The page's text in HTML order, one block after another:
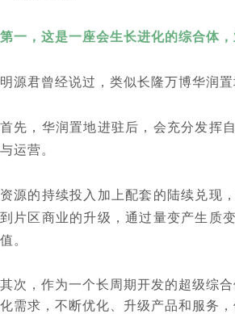
第一，这是一座会生长进化的综合体
明源君曾经说过，类似长隆万博华润
首先，华润置地进驻后，会充分发挥
与运营。
资源的持续投入加上配套的陆续兑现
到片区商业的升级，通过量变产生质
值。
其次，作为一个长周期开发的超级综
化需求，不断优化、升级产品和服务